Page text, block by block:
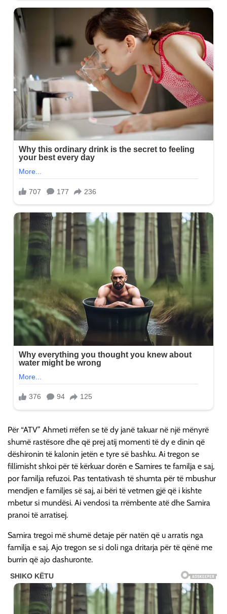
Për “ATV” Ahmeti rrëfen se të dy janë takuar në një mënyrë
shumë rastësore dhe që prej atij momenti të dy e dinin që
dëshironin të kalonin jetën e tyre së bashku. Ai tregon se
fillimisht shkoi për të kërkuar dorën e Samires te familja e saj,
por familja refuzoi. Pas tentativash të shumta për të mbushur
mendjen e familjes së saj, ai bëri të vetmen gjë që i kishte
mbetur si mundësi. Ai vendosi ta rrëmbente atë dhe Samira
pranoi të arratisej.
Samira tregoi më shumë detaje për natën që u arratis nga
familja e saj. Ajo tregon se si doli nga dritarja për të qënë me
burrin që ajo dashuronte.